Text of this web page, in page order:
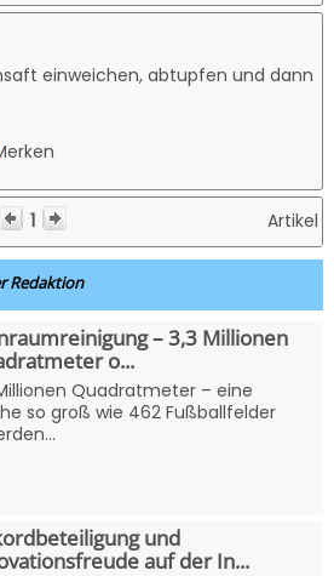
einweichen, abtupfen und dann
1 Artikel
Redaktion
– 3,3 Millionen
o...
Quadratmeter – eine
so groß wie 462 Fußballfelder
und
auf der In...